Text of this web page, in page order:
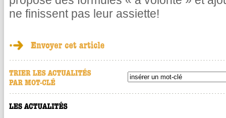
ne finissent pas leur assiette!